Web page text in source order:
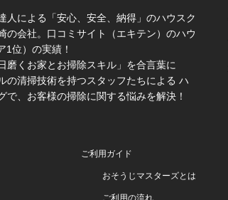
による「安心、安全、納得」のハウスク
の会社。口コミサイト（エキテン）のハウ
1位）の実績！
磨くお家とお掃除スキル」を合言葉に
の清掃技術を持つスタッフたちによる ハ
、お客様の掃除に関する悩みを解決！
ご利用ガイド
おそうじマスターズとは
ご利用の流れ